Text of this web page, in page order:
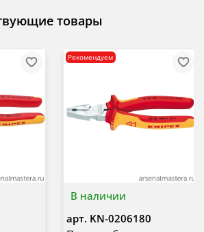
товары
В наличии
Рекомендуем
арт. KN-0206180